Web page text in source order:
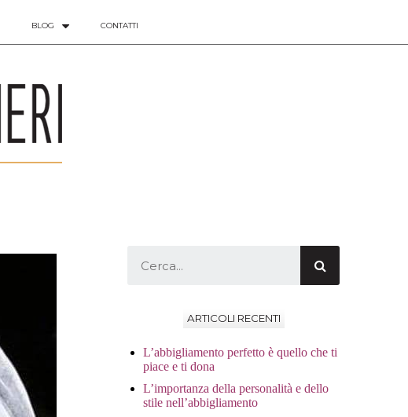
BLOG CONTATTI
ARTICOLI RECENTI
L’abbigliamento perfetto è quello che ti
piace e ti dona
L’importanza della personalità e dello
stile nell’abbigliamento